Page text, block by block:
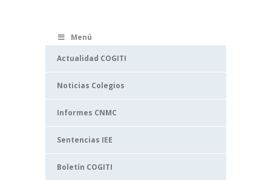
Menú
Actualidad COGITI
Noticias Colegios
Informes CNMC
Sentencias IEE
Boletín COGITI